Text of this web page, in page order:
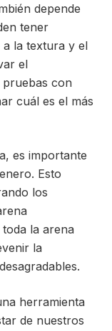
depende
tener
la textura y el
el
con
cuál es el más
es importante
Esto
los
la arena
la
herramienta
de nuestros